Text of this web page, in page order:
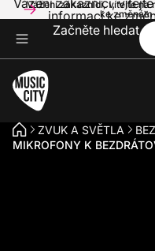
Vážení zákazníci, vítejte na
ke změnám
Vážení zákazníci,
informací ke
Začněte hledat
ZVUK A SVĚTLA